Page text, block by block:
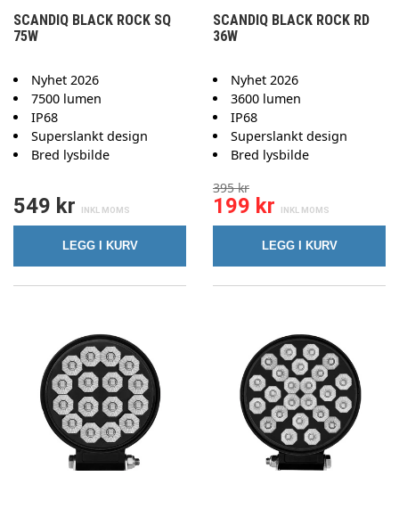
SCANDIQ BLACK ROCK SQ
75W
Nyhet 2026
7500 lumen
IP68
Superslankt design
Bred lysbilde
549 kr
LEGG I KURV
SCANDIQ BLACK ROCK RD
36W
Nyhet 2026
3600 lumen
IP68
Superslankt design
Bred lysbilde
395 kr
199 kr
LEGG I KURV